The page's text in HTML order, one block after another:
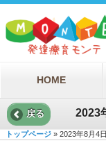
HOME
戻る 2023
トップページ » 2023年8月4